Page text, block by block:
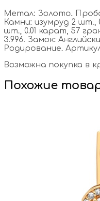
Метал: Золото.
Камни: изумруд 2 шт.,
шт., 0.01 карат, 57
3.996. Замок:
Родирование.
Возможна покупка в
Похожие